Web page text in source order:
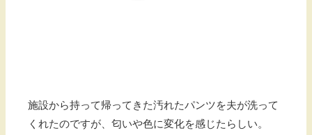
施設から持って帰ってきた汚れたパンツを夫が洗って
くれたのですが、匂いや色に変化を感じたらしい。